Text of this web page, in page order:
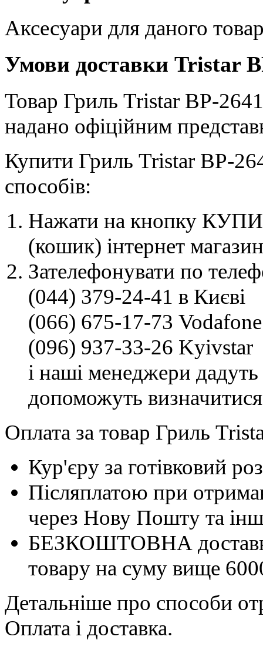
Аксесуари для даного
Умови доставки Tristar
Товар Гриль Tristar BP-
надано офіційним
Купити Гриль Tristar BP-
способів:
Нажати на кнопку
(кошик) інтернет
Зателефонувати по
(044) 379-24-41 в Києві
(066) 675-17-73 Vodafone
(096) 937-33-26 Kyivstar
і наші менеджери дадуть
допоможуть
Оплата за товар Гриль
Кур'єру за готівковий
Післяплатою при
через Нову Пошту та
БЕЗКОШТОВНА
товару на суму вище
Детальніше про способи
Оплата і доставка.